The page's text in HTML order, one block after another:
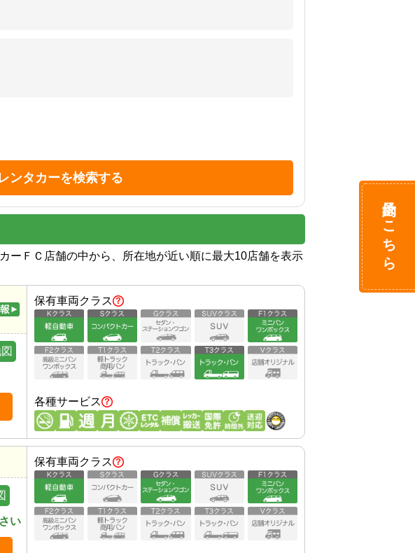
ンタカーを検索する
ーＦＣ店舗の中から、所在地が近い順に最大10店舗を表示
保有車両クラス
各種サービス
い
保有車両クラス
予約はこちら